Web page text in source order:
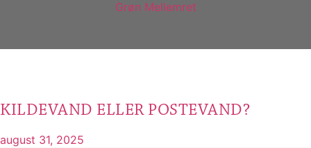
Grøn Mellemret
KILDEVAND ELLER POSTEVAND?
august 31, 2025